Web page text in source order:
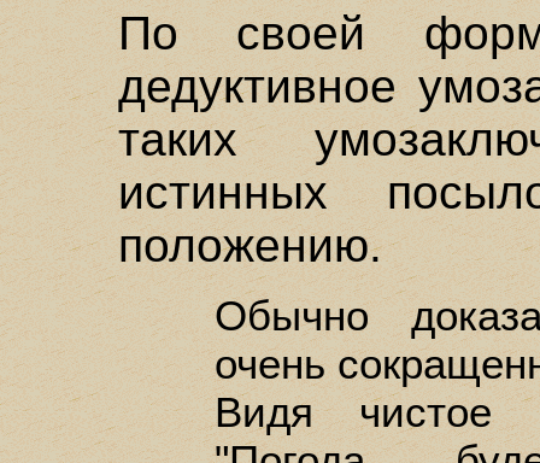
По своей
дедуктивное
таких
истинных
положению.
Обычно
очень
Видя чистое